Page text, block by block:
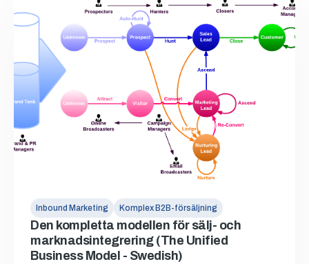
Inbound Marketing Komplex B2B-försäljning
Den kompletta modellen för sälj- och
marknadsintegrering (The Unified
Business Model - Swedish)